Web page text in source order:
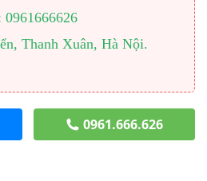
Thanh Xuân, Hà Nội.
0961.666.626